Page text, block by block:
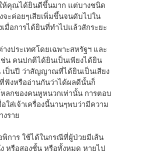
ให้คุณได้ยินดีขึ้นมาก แต่บางชนิด
ะค่อยๆเสียเพิ่มขึ้นจนดับไปใน
อการได้ยินที่ทำไปแล้วสักระยะ
งประเทศโดยเฉพาะสหรัฐฯ และ
น คนปกติได้ยินเป็นเพียงได้ยิน
ป็นปี ว่าสัญญาณที่ได้ยินเป็นเสียง
ฟังหรืออ่านกันว่าได้ผลดีนั้นก็
ลกของคนหูหนวกเท่านั้น การตอบ
ใส่เจ้าเครื่องนี้นานๆพบว่ามีความ
ราย
พิการ ใช้ได้ในกรณีที่ผู้ป่วยมีเส้น
หรือสองชั้น หรือทั้งหมด หายไป